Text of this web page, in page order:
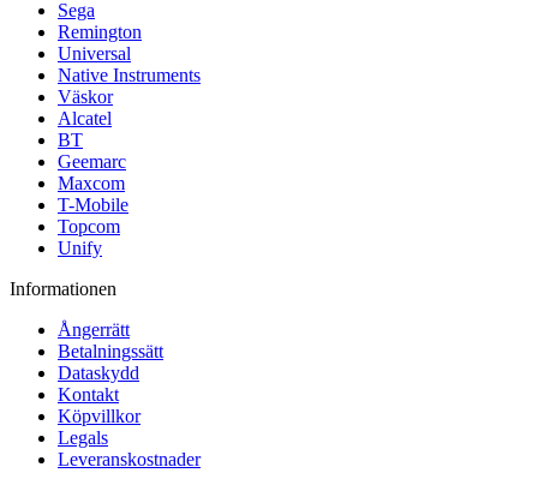
Sega
Remington
Universal
Native Instruments
Väskor
Alcatel
BT
Geemarc
Maxcom
T-Mobile
Topcom
Unify
Informationen
Ångerrätt
Betalningssätt
Dataskydd
Kontakt
Köpvillkor
Legals
Leveranskostnader